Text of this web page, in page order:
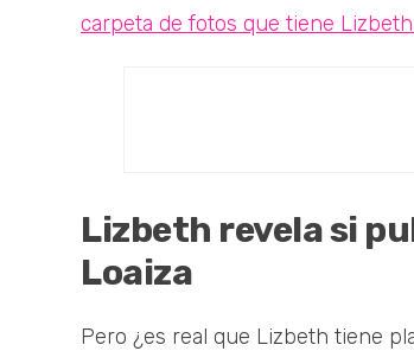
carpeta de fotos que tiene
Lizbeth revela si
Loaiza
Pero ¿es real que Lizbeth tiene